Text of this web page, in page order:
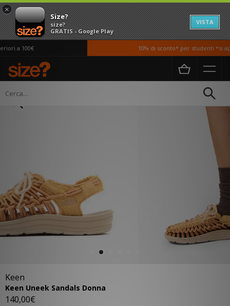
×
Size?
size?
GRATIS - Google Play
VISTA
a 100€ 10% di sconto* per studenti *si
Home Donna
Keen
Keen Uneek Sandals Donna
140,00€